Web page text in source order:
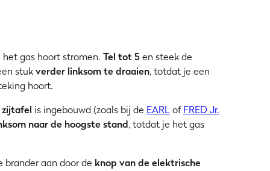
gas hoort stromen. Tel tot 5en steek de
stukverder linksom te draaien, totdat je een
hoort.
zijtafel is ingebouwd (zoals bij de EARLofFRED Jr.
naar de hoogste stand, totdat je het gas
aan door de knop van de elektrische